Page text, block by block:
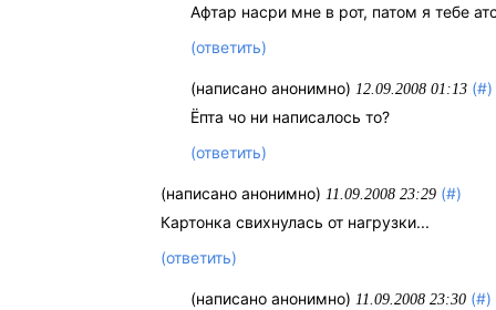
Афтар насри мне в рот, патом я тебе
(ответить)
(написано анонимно) 12.09.2008 01:13 (#)
Ёпта чо ни написалось то?
(ответить)
(написано анонимно) 11.09.2008 23:29 (#)
Картонка свихнулась от нагрузки...
(ответить)
(написано анонимно)11.09.2008 23:30 (#)